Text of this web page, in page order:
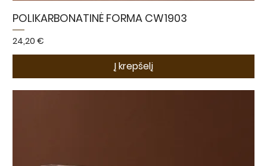
POLIKARBONATINĖ FORMA CW1903
Kaina
24,20 €
Į krepšelį